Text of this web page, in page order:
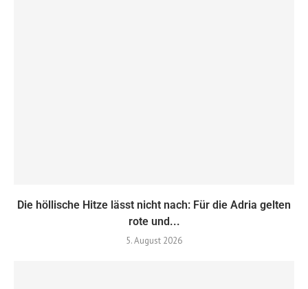
Die höllische Hitze lässt nicht nach: Für die Adria gelten
rote und...
5. August 2026